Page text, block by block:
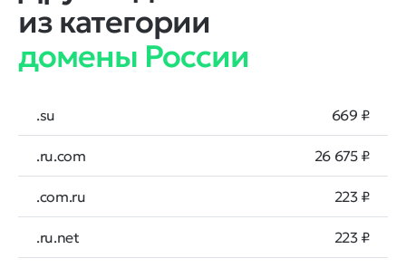
из категории
домены России
.su 669 ₽
.ru.com 26 675 ₽
.com.ru 223 ₽
.ru.net 223 ₽